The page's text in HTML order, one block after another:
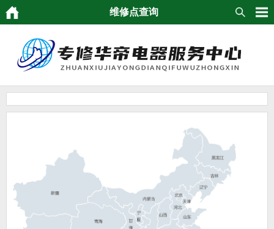
维修点查询